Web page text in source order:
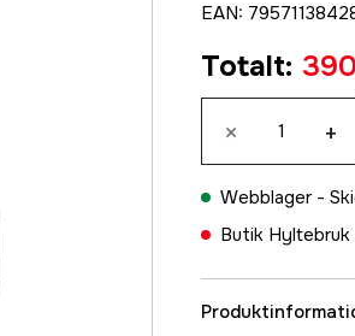
EAN:
Totalt:
× +
Webblager -
Butik Hyltebruk